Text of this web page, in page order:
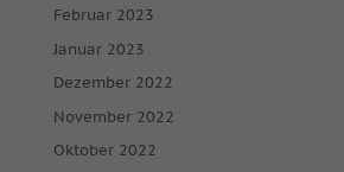
Februar 2023
Januar 2023
Dezember 2022
November 2022
Oktober 2022